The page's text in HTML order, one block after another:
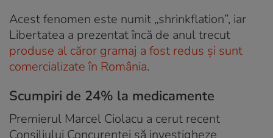
Acest fenomen este numit „shrinkflation”, iar
Libertatea a prezentat încă de anul trecut
produse al căror gramaj a fost redus și sunt
comercializate în România.
Scumpiri de 24% la medicamente
Premierul Marcel Ciolacu a cerut recent
Consiliului Concurenței să investigheze